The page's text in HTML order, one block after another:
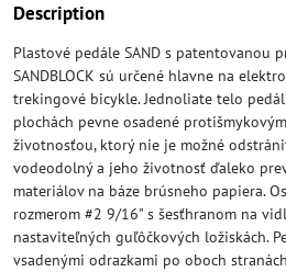
Description
Plastové pedále SAND s patentovanou
SANDBLOCK sú určené hlavne na
trekingové bicykle. Jednoliate telo
plochách pevne osadené
životnosťou, ktorý nie je možné
vodeodolný a jeho životnosť ďaleko
materiálov na báze brúsneho papiera.
rozmerom #2 9/16" s šesťhranom na
nastaviteľných guľôčkových ložiskách.
vsadenými odrazkami po oboch